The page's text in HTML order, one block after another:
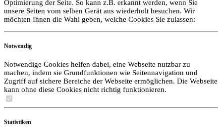
Optimierung der Seite. So kann z.B. erkannt werden, wenn Sie
unsere Seiten vom selben Gerät aus wiederholt besuchen. Wir
möchten Ihnen die Wahl geben, welche Cookies Sie zulassen:
Notwendig
Notwendige Cookies helfen dabei, eine Webseite nutzbar zu
machen, indem sie Grundfunktionen wie Seitennavigation und
Zugriff auf sichere Bereiche der Webseite ermöglichen. Die Webseite
kann ohne diese Cookies nicht richtig funktionieren.
Statistiken